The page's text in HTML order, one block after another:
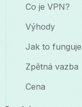
Co je VPN?
Výhody
Jak to funguje
Zpětná vazba
Cena